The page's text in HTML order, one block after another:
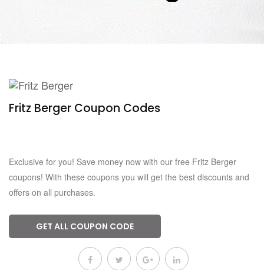
Fritz Berger Coupon Codes
Exclusive for you! Save money now with our free Fritz Berger
coupons! With these coupons you will get the best discounts and
offers on all purchases.
GET ALL COUPON CODE